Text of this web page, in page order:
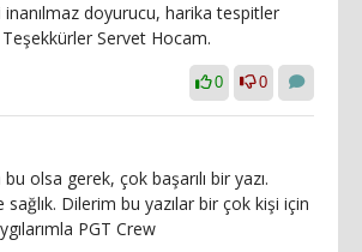
doyurucu, harika tespitler
Teşekkürler Servet Hocam.
0 0
bu olsa gerek, çok başarılı bir yazı.
sağlık. Dilerim bu yazılar bir çok kişi için
PGT Crew